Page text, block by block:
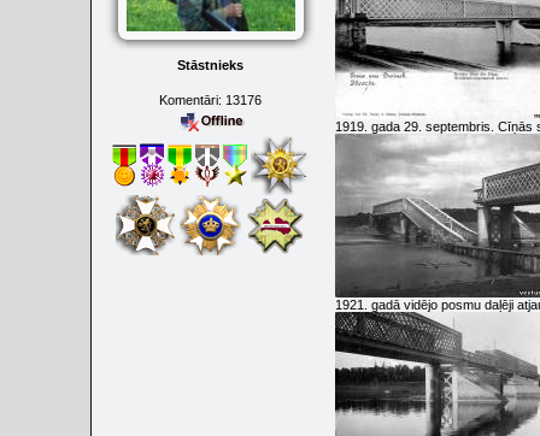
Stāstnieks
Komentāri: 13176
1919. gada 29. septembris. Cīņās
1921. gadā vidējo posmu daļēji